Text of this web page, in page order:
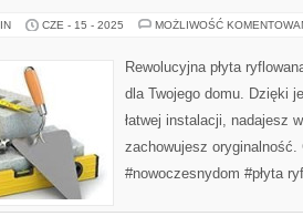
CZE - 15 - 2025 MOŻLIWOŚĆ
Rewolucyjna płyta
dla Twojego domu. Dzięki
łatwej instalacji, nadajesz
zachowujesz
#nowoczesnydom #płyta